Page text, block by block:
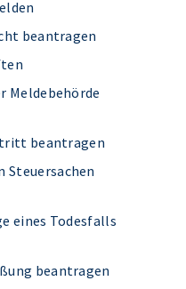
beantragen
Meldebehörde
beantragen
Steuersachen
eines Todesfalls
beantragen